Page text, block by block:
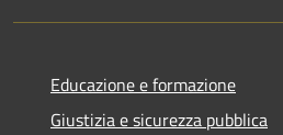
Educazione e formazione
Giustizia e sicurezza pubblica